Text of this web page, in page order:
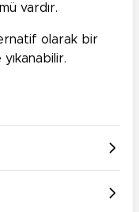
vardır.
olarak bir